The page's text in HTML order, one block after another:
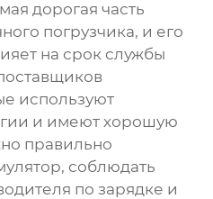
дорогая часть
погрузчика, и его
на срок службы
используют
и имеют хорошую
правильно
соблюдать
по зарядке и